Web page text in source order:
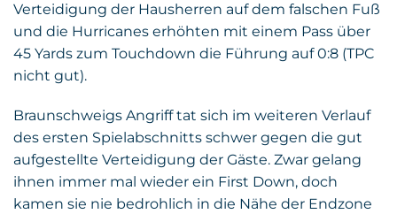
Verteidigung der Hausherren auf dem falschen Fuß
und die Hurricanes erhöhten mit einem Pass über
45 Yards zum Touchdown die Führung auf 0:8 (TPC
nicht gut).
Braunschweigs Angriff tat sich im weiteren Verlauf
des ersten Spielabschnitts schwer gegen die gut
aufgestellte Verteidigung der Gäste. Zwar gelang
ihnen immer mal wieder ein First Down, doch
kamen sie nie bedrohlich in die Nähe der Endzone